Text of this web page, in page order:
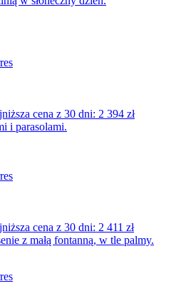
cena z 30 dni: 2 394 zł
cena z 30 dni: 2 411 zł